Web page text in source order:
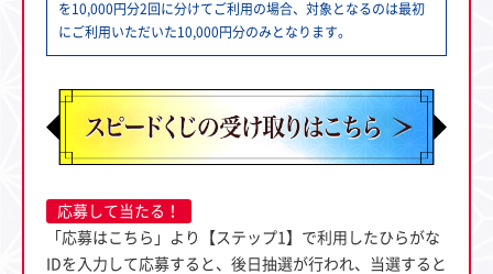
を10,000円分2回に分けてご利用の場合、対象となるのは最初
にご利用いただいた10,000円分のみとなります。
応募して当たる！
「応募はこちら」より【ステップ1】で利用したひらがな
IDを入力して応募すると、後日抽選が行われ、当選すると